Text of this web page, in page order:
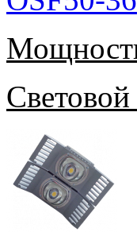
Световой